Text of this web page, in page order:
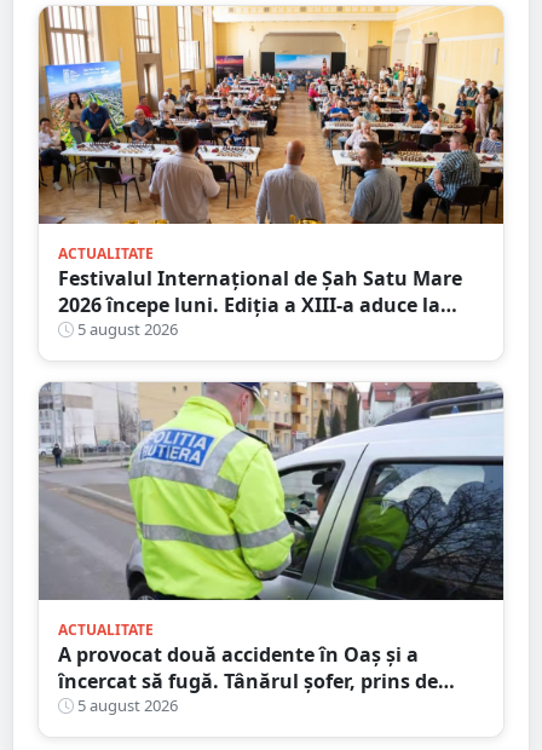
ACTUALITATE
Festivalul Internațional de Șah Satu Mare
2026 începe luni. Ediția a XIII-a aduce la
start peste 120 de participanți și șahiști din
șase țări.
5 august 2026
ACTUALITATE
A provocat două accidente în Oaș și a
încercat să fugă. Tânărul șofer, prins de
polițiștii sătmăreni. Încălcări grave ale
Codului Rutier
5 august 2026